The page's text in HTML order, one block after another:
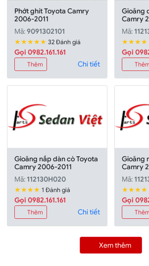
Phớt ghít Toyota Camry
2006-2011
Mã:9091302101
★★★★★ 32 Đánh giá
Gọi 0982.161.161
Thêm Chi tiết
Gioăng
Camry
Mã:
★★★★
Gọi
Gioăng nắp dàn cò Toyota
Camry 2006-2011
Mã: 112130H020
★★★★ 1 Đánh giá
Gọi 0982.161.161
Thêm Chi tiết
Gioăng
Camry
Mã:
★★★★
Gọi
Xem thêm